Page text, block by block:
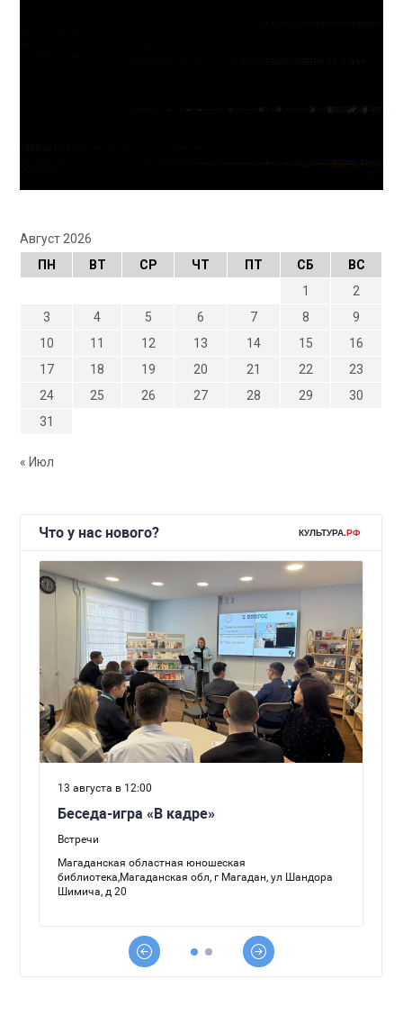
Август 2026
ПН
ВТ СР ЧТ ПТ СБ
ВС
1
2
3
4 5 6 7 8
9
10
11 12 13 14 15
16
17
18 19 20 21 22
23
24
25 26 27 28 29
30
31
« Июл